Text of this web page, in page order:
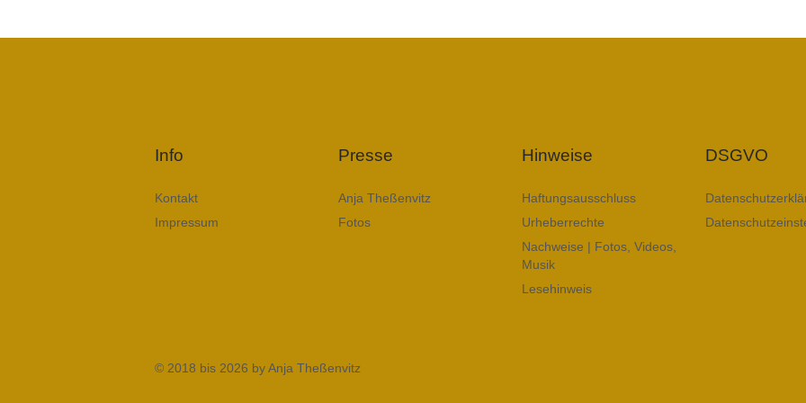
Info
Kontakt
Impressum
Presse
Anja Theßenvitz
Fotos
Hinweise
Haftungsausschluss
Urheberrechte
Nachweise | Fotos, Videos,
Musik
Lesehinweis
DSGVO
© 2018 bis 2026 by Anja Theßenvitz